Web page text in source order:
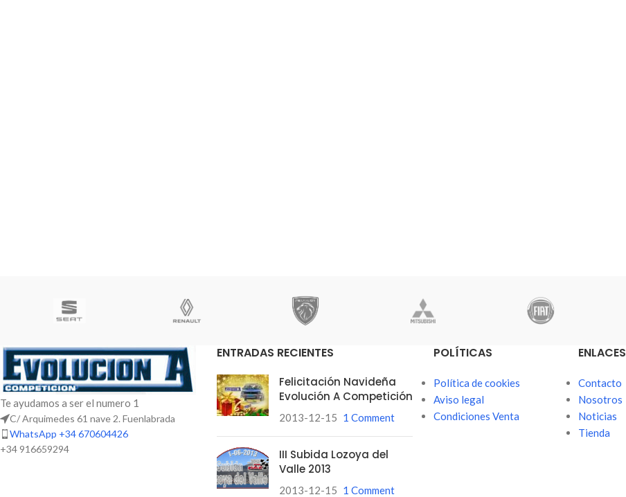
Te ayudamos a ser el numero 1
C/ Arquimedes 61 nave 2. Fuenlabrada
WhatsApp +34 670604426
+34 916659294
ENTRADAS RECIENTES
Felicitación Navideña
Evolución A Competición
2013-12-15 1 Comment
III Subida Lozoya del
Valle 2013
2013-12-15 1 Comment
POLÍTICAS
Política de cookies
Aviso legal
Condiciones Venta
ENLACES
Contacto
Nosotros
Noticias
Tienda